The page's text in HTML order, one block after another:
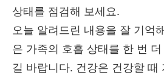
상태를 점검해 보세요.
오늘 알려드린 내용을 잘 기억
은 가족의 호흡 상태를 한 번
길 바랍니다. 건강은 건강할 때